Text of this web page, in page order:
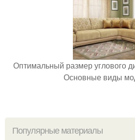
Оптимальный размер углового
Основные виды
Популярные материалы